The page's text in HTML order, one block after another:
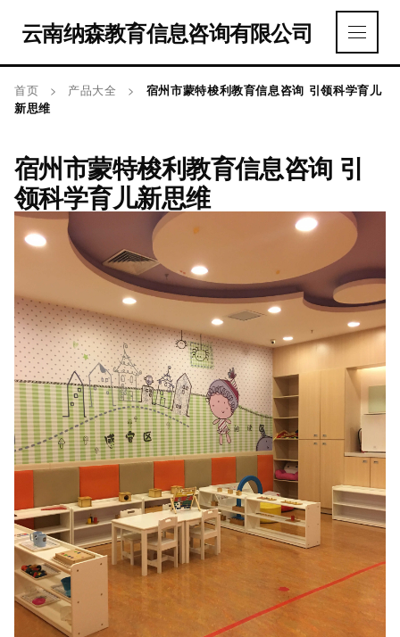
云南纳森教育信息咨询有限公司
首页 > 产品大全 >
宿州市蒙特梭利教育信息咨询 引领科学育儿
新思维
宿州市蒙特梭利教育信息咨询 引
领科学育儿新思维